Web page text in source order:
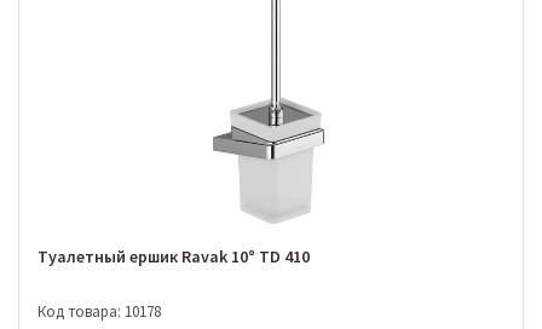
Туалетный ершик Ravak 10° TD 410
Код товара: 10178